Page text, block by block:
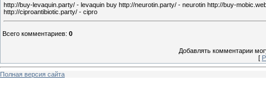
http://buy-levaquin.party/ - levaquin buy http://neurotin.party/ - neurotin http://buy-
http://ciproantibiotic.party/ - cipro
Всего комментариев: 0
Добавлять комментарии
[
Полная версия сайта